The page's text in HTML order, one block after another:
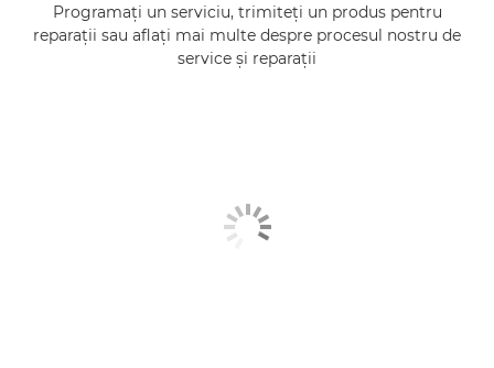
Programaţi un serviciu, trimiteţi un produs pentru
reparaţii sau aflaţi mai multe despre procesul nostru de
service şi reparaţii